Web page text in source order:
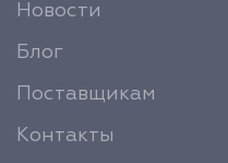
Новости
Блог
Поставщикам
Контакты